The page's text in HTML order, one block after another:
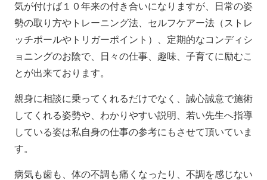
気が付けば１０年来の付き合いになりますが、日常の姿
勢の取り方やトレーニング法、セルフケアー法（ストレ
ッチポールやトリガーポイント）、定期的なコンディシ
ョニングのお陰で、日々の仕事、趣味、子育てに励むこ
とが出来ております。
親身に相談に乗ってくれるだけでなく、誠心誠意で施術
してくれる姿勢や、わかりやすい説明、若い先生へ指導
している姿は私自身の仕事の参考にもさせて頂いていま
す。
病気も歯も、体の不調も痛くなったり、不調を感じない